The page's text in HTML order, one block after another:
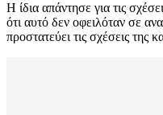
Η ίδια απάντησε για τις
ότι αυτό δεν οφειλόταν σε
προστατεύει τις σχέσεις της